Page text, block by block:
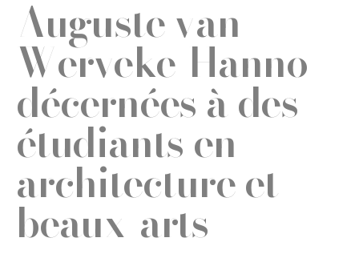
Auguste van
Werveke-Hanno
décernées à des
étudiants en
architecture et
beaux-arts